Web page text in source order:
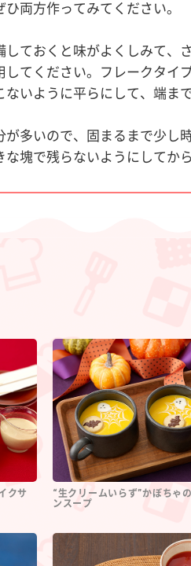
両方作ってみてください。
しておくと味がよくしみて
してください。フレークタイ
ないように平らにして、端ま
が多いので、固まるまで少し
な塊で残らないようにしてか
クサ
“生クリームいらず”かぼちゃ
ンスープ